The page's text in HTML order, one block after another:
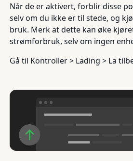
Når de er aktivert, forblir disse
selv om du ikke er til stede, og
bruk. Merk at dette kan øke
strømforbruk, selv om ingen
Gå til Kontroller > Lading > La